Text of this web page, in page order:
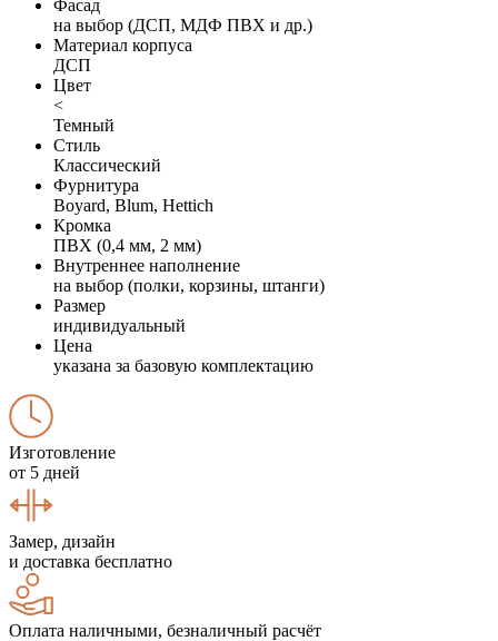
Фасад
на выбор (ДСП, МДФ ПВХ и др.)
Материал корпуса
ДСП
Цвет
<
Темный
Стиль
Классический
Фурнитура
Boyard, Blum, Hettich
Кромка
ПВХ (0,4 мм, 2 мм)
Внутреннее наполнение
на выбор (полки, корзины, штанги)
Размер
индивидуальный
Цена
указана за базовую комплектацию
Изготовление
от 5 дней
Замер, дизайн
и доставка бесплатно
Оплата наличными, безналичный расчёт